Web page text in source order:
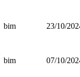
bim 23/10/
bim 07/10/